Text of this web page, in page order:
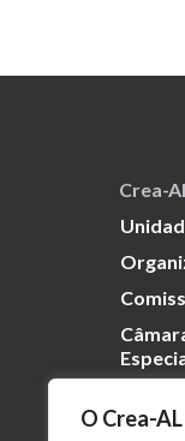
O Crea-
Crea-